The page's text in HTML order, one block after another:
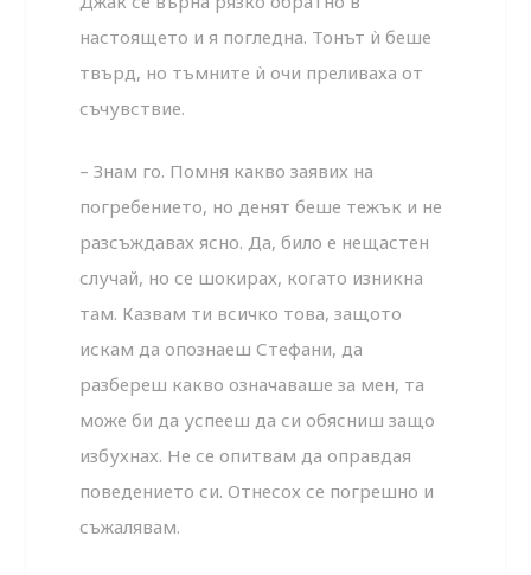
настоящето и я погледна. Тонът ѝ беше
твърд, но тъмните ѝ очи преливаха от
съчувствие.
– Знам го. Помня какво заявих на
погребението, но де­нят беше тежък и не
разсъждавах ясно. Да, било е нещастен
случай, но се шокирах, когато изникна
там. Казвам ти всич­ко това, защото
искам да опознаеш Стефани, да
разбереш какво означаваше за мен, та
може би да успееш да си обяс­ниш защо
избухнах. Не се опитвам да оправдая
поведението си. Отнесох се погрешно и
съжалявам.